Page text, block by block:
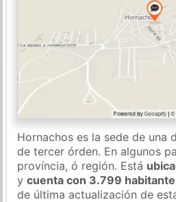
Hornachos es la sede de una
de tercer órden. En algunos
província, ó región. Está
ycuenta con 3.799
de última actualización de